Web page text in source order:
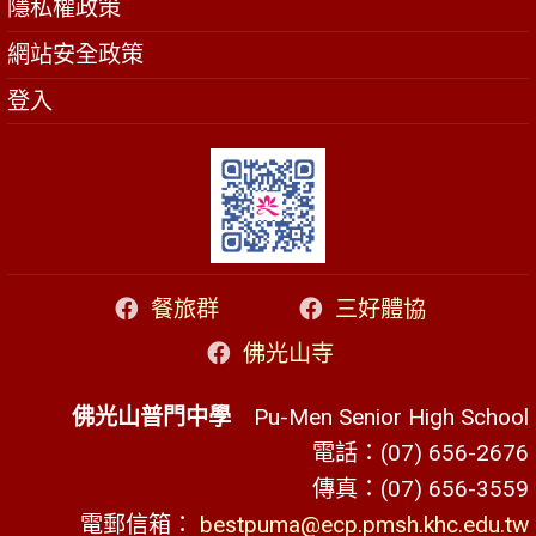
隱私權政策
網站安全政策
登入
餐旅群
三好體協
佛光山寺
佛光山普門中學 Pu-Men Senior High School
電話：(07) 656-2676
傳真：(07) 656-3559
電郵信箱： bestpuma@ecp.pmsh.khc.edu.tw